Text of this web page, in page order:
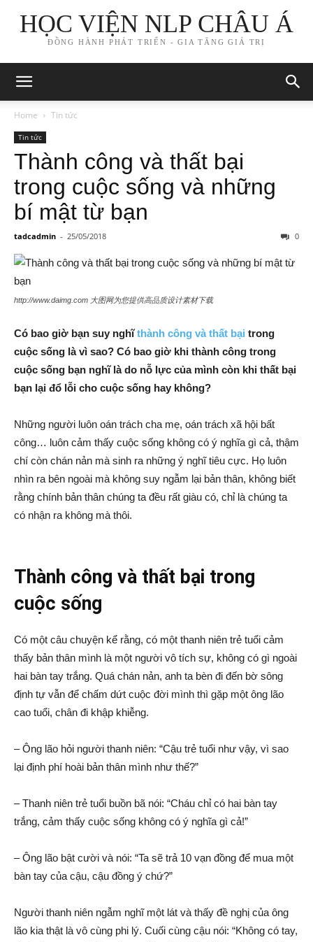
HỌC VIỆN NLP CHÂU Á
ĐỒNG HÀNH PHÁT TRIỂN - GIA TĂNG GIÁ TRỊ
Home Tin tức
Tin tức
Thành công và thất bại
trong cuộc sống và những
bí mật từ bạn
tadcadmin - 25/05/2018 0
http://www.daimg.com 大图网为您提供高品质设计素材下载
Có bao giờ bạn suy nghĩthành công và thất bại trong
cuộc sống là vì sao? Có bao giờ khi thành công trong
cuộc sống bạn nghĩ là do nỗ lực của mình còn khi thất bại
bạn lại đổ lỗi cho cuộc sống hay không?
Những người luôn oán trách cha mẹ, oán trách xã hội bất
công… luôn cảm thấy cuộc sống không có ý nghĩa gì cả, thậm
chí còn chán nản mà sinh ra những ý nghĩ tiêu cực. Họ luôn
nhìn ra bên ngoài mà không suy ngẫm lại bản thân, không biết
rằng chính bản thân chúng ta đều rất giàu có, chỉ là chúng ta
có nhận ra không mà thôi.
Thành công và thất bại trong
cuộc sống
Có một câu chuyện kể rằng, có một thanh niên trẻ tuổi cảm
thấy bản thân mình là một người vô tích sự, không có gì ngoài
hai bàn tay trắng. Quá chán nản, anh ta bèn đi đến bờ sông
định tự vẫn để chấm dứt cuộc đời mình thì gặp một ông lão
cao tuổi, chân đi khập khiễng.
– Ông lão hỏi người thanh niên: “Cậu trẻ tuổi như vậy, vì sao
lại định phí hoài bản thân mình như thế?”
– Thanh niên trẻ tuổi buồn bã nói: “Cháu chỉ có hai bàn tay
trắng, cảm thấy cuộc sống không có ý nghĩa gì cả!”
– Ông lão bật cười và nói: “Ta sẽ trả 10 vạn đồng để mua một
bàn tay của cậu, cậu đồng ý chứ?”
Người thanh niên ngẫm nghĩ một lát và thấy đề nghị của ông
lão kia thật là vô cùng phi lý. Cuối cùng cậu nói: “Không có tay,